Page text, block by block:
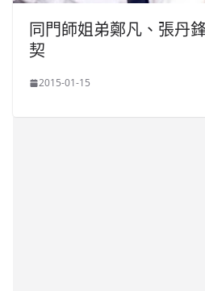
同門師姐弟鄭凡、張丹
契
2015-01-15